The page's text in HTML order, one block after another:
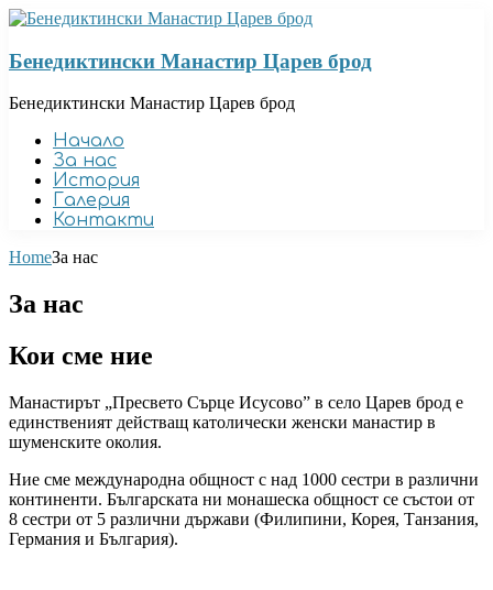
Бенедиктински Манастир Царев брод
Бенедиктински Манастир Царев брод
Начало
За нас
История
Галерия
Контакти
HomeЗа нас
За нас
Кои сме ние
Манастирът „Пресвето Сърце Исусово” в село Царев брод е
единственият действащ католически женски манастир в
шуменските околия.
Ние сме международна общност с над 1000 сестри в различни
континенти. Българската ни монашеска общност се състои от
8 сестри от 5 различни държави (Филипини, Корея, Танзания,
Германия и България).